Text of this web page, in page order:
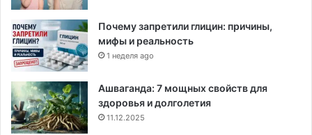
Почему запретили глицин: причины,
мифы и реальность
1 неделя ago
Ашваганда: 7 мощных свойств для
здоровья и долголетия
11.12.2025